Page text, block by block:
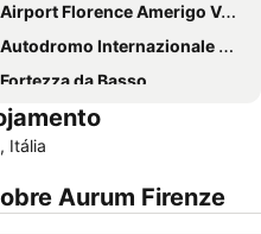
Airport Florence Amerigo Vespucci
Autodromo Internazionale del Mugello
Fortezza da Basso
Brunelleschi
Mercato Centrale
Via del Corso
Firenze Expo Congress SPA
Itália
Aurum Firenze